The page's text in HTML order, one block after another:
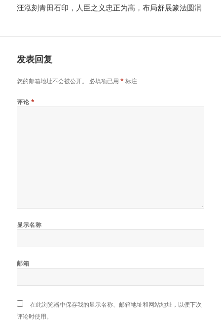
汪泓刻青田石印，人臣之义忠正为高，布局舒展篆法圆润
发表回复
您的邮箱地址不会被公开。 必填项已用* 标注
评论 *
显示名称
邮箱
在此浏览器中保存我的显示名称、邮箱地址和网站地址，以便下次
评论时使用。